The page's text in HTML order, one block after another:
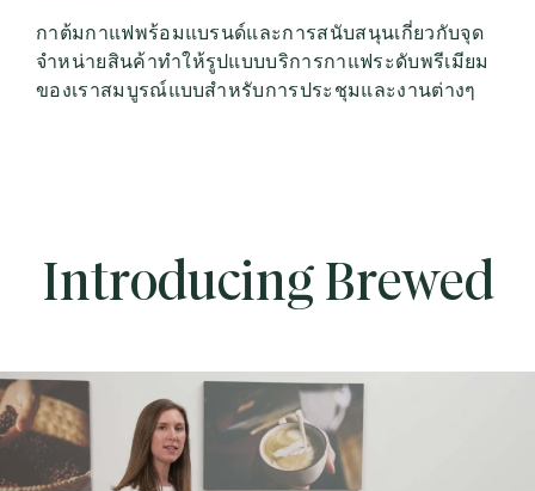
กาต้มกาแฟพร้อมแบรนด์และการสนับสนุนเกี่ยวกับจุด
จำหน่ายสินค้าทำให้รูปแบบบริการกาแฟระดับพรีเมียม
ของเราสมบูรณ์แบบสำหรับการประชุมและงานต่างๆ
Introducing Brewed